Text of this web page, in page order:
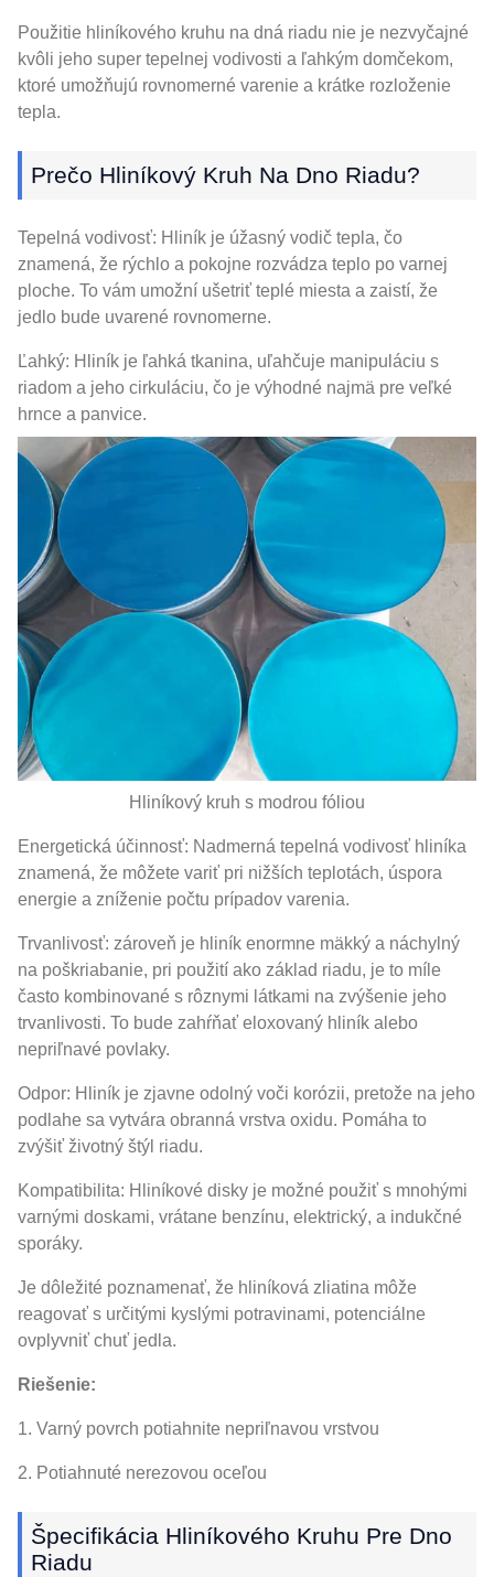
Použitie hliníkového kruhu na dná riadu nie je nezvyčajné
kvôli jeho super tepelnej vodivosti a ľahkým domčekom,
ktoré umožňujú rovnomerné varenie a krátke rozloženie
tepla.
Prečo Hliníkový Kruh Na Dno Riadu?
Tepelná vodivosť: Hliník je úžasný vodič tepla, čo
znamená, že rýchlo a pokojne rozvádza teplo po varnej
ploche. To vám umožní ušetriť teplé miesta a zaistí, že
jedlo bude uvarené rovnomerne.
Ľahký: Hliník je ľahká tkanina, uľahčuje manipuláciu s
riadom a jeho cirkuláciu, čo je výhodné najmä pre veľké
hrnce a panvice.
Hliníkový kruh s modrou fóliou
Energetická účinnosť: Nadmerná tepelná vodivosť hliníka
znamená, že môžete variť pri nižších teplotách, úspora
energie a zníženie počtu prípadov varenia.
Trvanlivosť: zároveň je hliník enormne mäkký a náchylný
na poškriabanie, pri použití ako základ riadu, je to míle
často kombinované s rôznymi látkami na zvýšenie jeho
trvanlivosti. To bude zahŕňať eloxovaný hliník alebo
nepriľnavé povlaky.
Odpor: Hliník je zjavne odolný voči korózii, pretože na jeho
podlahe sa vytvára obranná vrstva oxidu. Pomáha to
zvýšiť životný štýl riadu.
Kompatibilita: Hliníkové disky je možné použiť s mnohými
varnými doskami, vrátane benzínu, elektrický, a indukčné
sporáky.
Je dôležité poznamenať, že hliníková zliatina môže
reagovať s určitými kyslými potravinami, potenciálne
ovplyvniť chuť jedla.
Riešenie:
1. Varný povrch potiahnite nepriľnavou vrstvou
2. Potiahnuté nerezovou oceľou
Špecifikácia Hliníkového Kruhu Pre Dno
Riadu